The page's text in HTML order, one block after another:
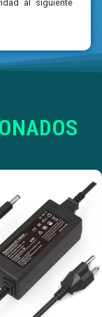
al siguiente